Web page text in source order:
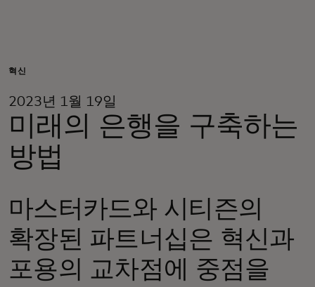
모두를 위한 가치
이노베이터
뉴스 & 인사이트
혁신
2023년 1월 19일
미래의 은행을 구축하는
방법
마스터카드와 시티즌의
확장된 파트너십은 혁신과
포용의 교차점에 중점을